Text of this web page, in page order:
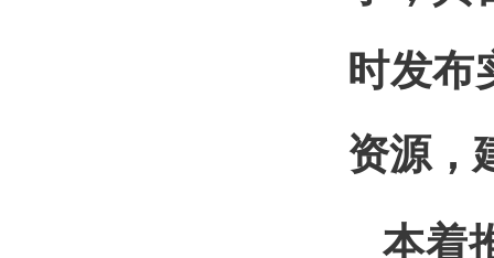
时发布
资源，
本着